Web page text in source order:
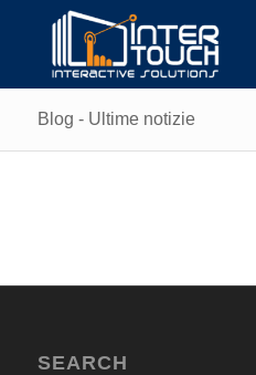
Blog - Ultime notizie
SEARCH